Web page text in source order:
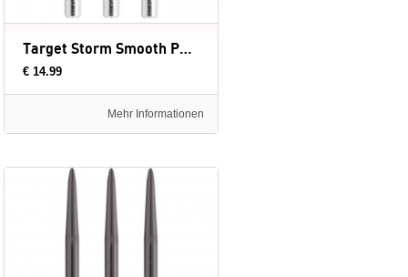
Target Storm Smooth Punten
€ 14.99
Mehr Informationen